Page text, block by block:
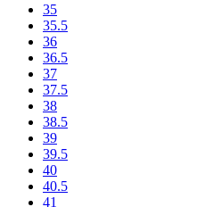
35
35.5
36
36.5
37
37.5
38
38.5
39
39.5
40
40.5
41